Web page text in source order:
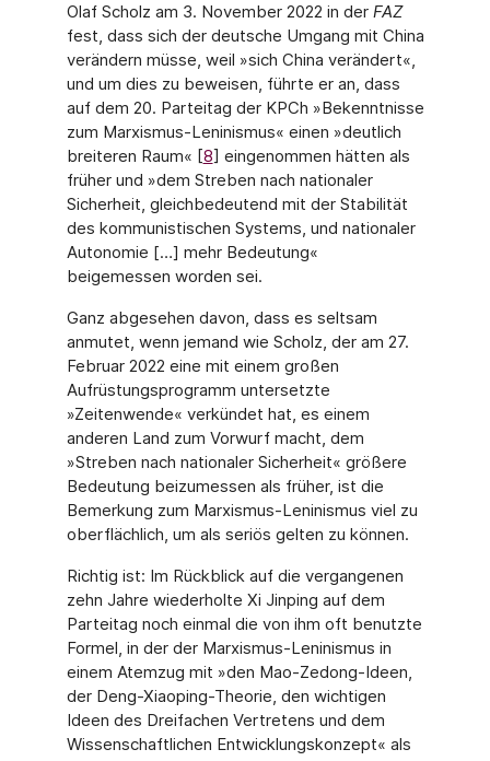
Olaf Scholz am 3. November 2022 in der FAZ
fest, dass sich der deutsche Umgang mit China
verändern müsse, weil »sich China verändert«,
und um dies zu beweisen, führte er an, dass
auf dem 20. Parteitag der KPCh »Bekenntnisse
zum Marxismus-Leninismus« einen »deutlich
breiteren Raum« [8] eingenommen hätten als
früher und »dem Streben nach natio­naler
Sicherheit, gleichbedeutend mit der Stabilität
des kommunistischen Systems, und nationaler
Autonomie […] mehr Bedeutung«
beigemessen worden sei.
Ganz abgesehen davon, dass es seltsam
anmutet, wenn jemand wie Scholz, der am 27.
Februar 2022 eine mit einem großen
Aufrüstungsprogramm untersetzte
»Zeitenwende« verkündet hat, es einem
anderen Land zum Vorwurf macht, dem
»Streben nach nationaler Sicherheit« größere
Bedeutung beizumessen als früher, ist die
Bemerkung zum Marxismus-Leninismus viel zu
oberflächlich, um als seriös gelten zu können.
Richtig ist: Im Rückblick auf die vergangenen
zehn Jahre wiederholte Xi Jinping auf dem
Parteitag noch einmal die von ihm oft benutzte
Formel, in der der Marxismus-Leninismus in
einem Atemzug mit »den Mao-Zedong-Ideen,
der Deng-Xiaoping-Theorie, den wichtigen
Ideen des Dreifachen Vertretens und dem
Wissenschaftlichen Entwicklungskonzept« als